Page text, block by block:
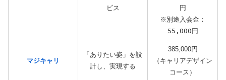
ビス
円
※別途入会金：
55,000円
マジキャリ
「ありたい姿」を設
計し、実現する
385,000円
（キャリアデザイン
コース）